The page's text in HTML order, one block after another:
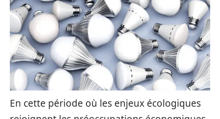
En cette période où les enjeux écologiques